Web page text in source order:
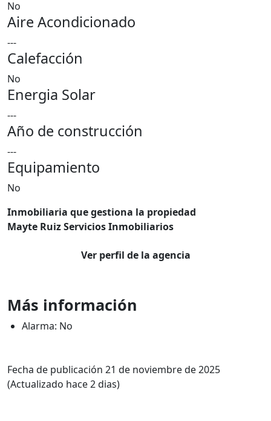
No
Aire Acondicionado
---
Calefacción
No
Energia Solar
---
Año de construcción
---
Equipamiento
No
Inmobiliaria que gestiona la propiedad
Mayte Ruiz Servicios Inmobiliarios
Ver perfil de la agencia
Más información
Alarma: No
Fecha de publicación 21 de noviembre de 2025
(Actualizado hace 2 dias)